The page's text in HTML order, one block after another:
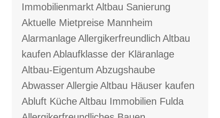
ImmobilienmarktAltbau Sanierung
Aktuelle Mietpreise Mannheim
AlarmanlageAllergikerfreundlich Altbau
kaufen Ablaufklasse der Kläranlage
Altbau-Eigentum Abzugshaube
AbwasserAllergieAltbau Häuser kaufen
Abluft KücheAltbau Immobilien Fulda